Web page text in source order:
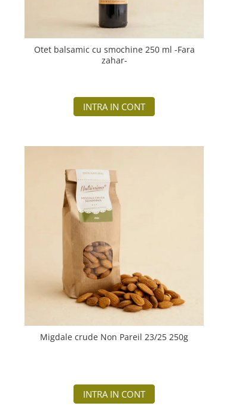
Otet balsamic cu smochine 250 ml -Fara
zahar-
INTRA IN CONT
Migdale crude Non Pareil 23/25 250g
INTRA IN CONT